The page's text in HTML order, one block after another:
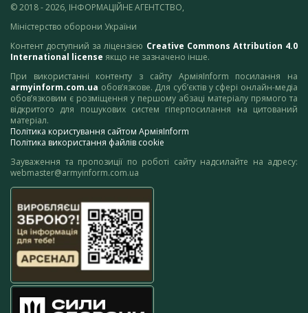
© 2018 - 2026, ІНФОРМАЦІЙНЕ АГЕНТСТВО,
Міністерство оборони України
Контент доступний за ліцензією Creative Commons Attribution 4.0
International license якщо не зазначено інше.
При використанні контенту з сайту АрміяInform посилання на
armyinform.com.ua обов’язкове. Для суб’єктів у сфері онлайн-медіа
обов’язковим є розміщення у першому абзаці матеріалу прямого та
відкритого для пошукових систем гіперпосилання на цитований
матеріал.
Політика користування сайтом АрміяInform
Політика використання файлів cookie
Зауваження та пропозиції по роботі сайту надсилайте на адресу:
webmaster@armyinform.com.ua